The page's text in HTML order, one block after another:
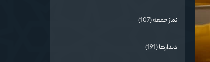
نماز جمعه (107)
دیدارها (191)